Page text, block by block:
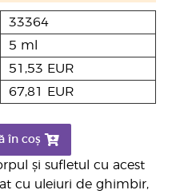
și sufletul cu acest
cu uleiuri de ghimbir,
33364
5 ml
51,53 EUR
67,81 EUR
în coș